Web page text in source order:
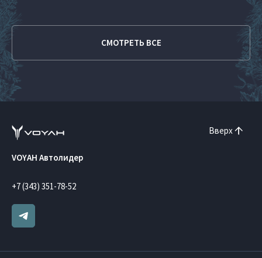
СМОТРЕТЬ ВСЕ
Вверх
VOYAH Автолидер
+7 (343) 351-78-52